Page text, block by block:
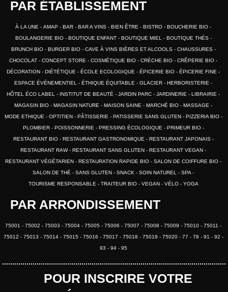
PAR ÉTABLISSEMENT
À LA UNE AMAP BAR BAR A VINS BIEN ÊTRE BISTRO
BOUCHERIE BIO
BOULANGERIE BIO
BOUTIQUE ENFANT BOUTIQUE MIEL
BOUTIQUE THÉS
BRUNCH BIO
BURGER BIO CAVE À VINS BIÈRES ET ALCOOLS
CHAUSSURES
CHOCOLAT
CONCEPT STORE COSMÉTIQUE BIO CRÈCHE BIO
CRÊPERIE BIO
DÉCORATION
DIÉTÉTIQUE ÉCOLE ECOLOGIQUE ÉPICERIE BIO
ÉPICERIE FINE
ESPACE ÉVÉNEMENTIEL
ÉTHIQUE ÉQUITABLE GLACIER
HERBORISTERIE
HÔTEL ÉCO LABEL
INSTITUT DE BEAUTÉ JARDIN PARC JARDINERIE
LIBRAIRIE
MAGASIN BIO
MAGASIN NATURE MAISON SAINE MARCHÉ BIO
MASSAGE
MODE ETHIQUE
OPTITIEN PÂTISSERIE PATISSERIE SANS GLUTEN
PIZZERIA BIO
PLOMBIER
POISSONNERIE PRESSING ÉCOLOGIQUE
PRIMEUR BIO
RESTAURANT BIO
RESTAURANT GASTRONOMIQUE
RESTAURANT JAPONAIS
RESTAURANT RAW
RESTAURANT SANS GLUTEN
RESTAURANT VEGAN
RESTAURANT VÉGÉTARIEN
RESTAURATION RAPIDE BIO
SALON DE COIFFURE BIO
SALON DE THÉ
SANS GLUTEN SNACK SOIN NATUREL
SPA
TOURISME RESPONSABLE
TRAITEUR BIO VEGAN VÉLO YOGA
PAR ARRONDISSEMENT
75001 75002 75003 75004 75005 75006 75007 75008 75009 75010
75011
75012
75013 75014 75015 75016 75017 75018 75019 75020 77 78 91
92
93
94 95
POUR INSCRIRE VOTRE